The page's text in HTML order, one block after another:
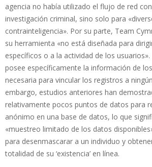
agencia no había utilizado el flujo de red
investigación criminal, sino solo para
contrainteligencia». Por su parte, Team
su herramienta «no está diseñada para
específicos o a la actividad de los
posee específicamente la información de
necesaria para vincular los registros a
embargo, estudios anteriores han
relativamente pocos puntos de datos para
anónimo en una base de datos, lo que
«muestreo limitado de los datos
para desenmascarar a un individuo y
totalidad de su ‘existencia’ en línea.